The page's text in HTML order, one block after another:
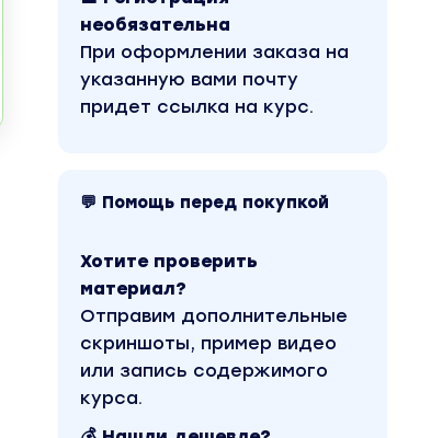
необязательна
При оформлении заказа на
указанную вами почту
придет ссылка на курс.
💬 Помощь перед покупкой
Хотите проверить
материал?
Отправим дополнительные
скриншоты, пример видео
или запись содержимого
курса.